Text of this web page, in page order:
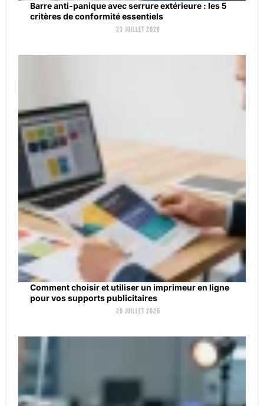
Barre anti-panique avec serrure extérieure : les 5
critères de conformité essentiels
23 juillet 2026
Comment choisir et utiliser un imprimeur en ligne
pour vos supports publicitaires
20 juillet 2026